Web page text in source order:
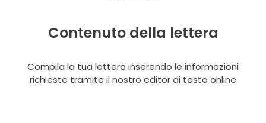
Contenuto della lettera
Compila la tua lettera inserendo le informazioni
richieste tramite il nostro editor di testo online